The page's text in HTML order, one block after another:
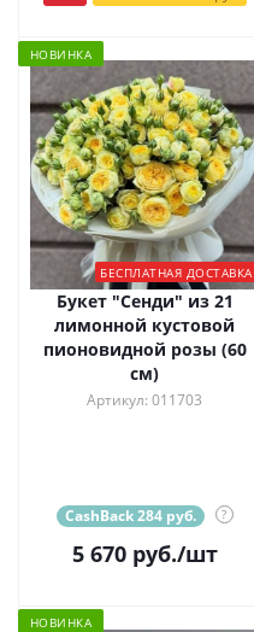
НОВИНКА
БЕСПЛАТНАЯ ДОСТАВКА
Букет "Сенди" из 21
лимонной кустовой
пионовидной розы (60
см)
Артикул: 011703
CashBack 284 руб. ?
5 670руб./шт
НОВИНКА